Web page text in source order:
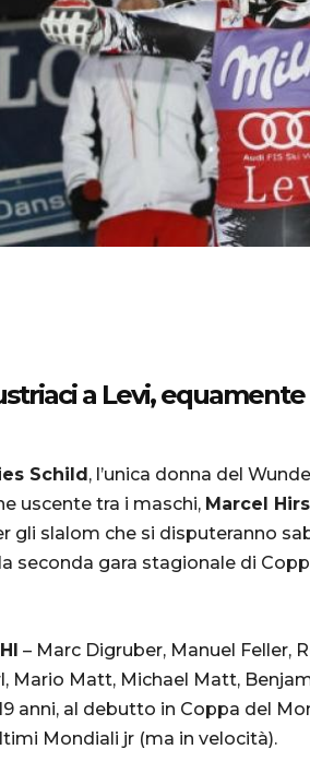
a Levi,
Schild, l’unica donna del
uscente tra i maschi, Marcel
gli slalom che si disputeranno
seconda gara stagionale di
– Marc Digruber, Manuel Feller,
Mario Matt, Michael Matt,
anni, al debutto in Coppa del
Mondiali jr (ma in velocità).